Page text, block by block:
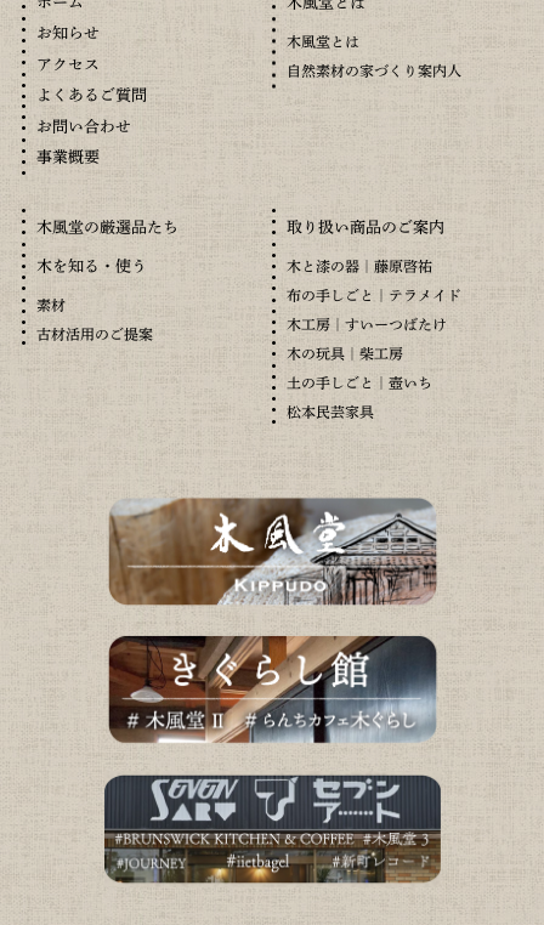
お知らせ
アクセス
よくあるご質問
お問い合わせ
事業概要
木風堂とは
自然素材の家づくり案内人
木風堂の厳選品たち
木を知る・使う
素材
古材活用のご提案
取り扱い商品のご案内
木と漆の器｜藤原啓祐
布の手しごと｜テラメイド
木工房｜すいーつばたけ
木の玩具｜柴工房
土の手しごと｜壺いち
松本民芸家具